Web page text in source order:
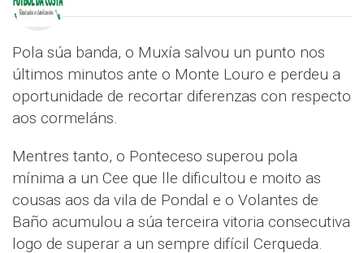
Pola súa banda, o Muxía salvou un punto nos
últimos minutos ante o Monte Louro e perdeu a
oportunidade de recortar diferenzas con respecto
aos cormeláns.
Mentres tanto, o Ponteceso superou pola
mínima a un Cee que lle dificultou e moito as
cousas aos da vila de Pondal e o Volantes de
Baño acumulou a súa terceira vitoria consecutiva
logo de superar a un sempre difícil Cerqueda.